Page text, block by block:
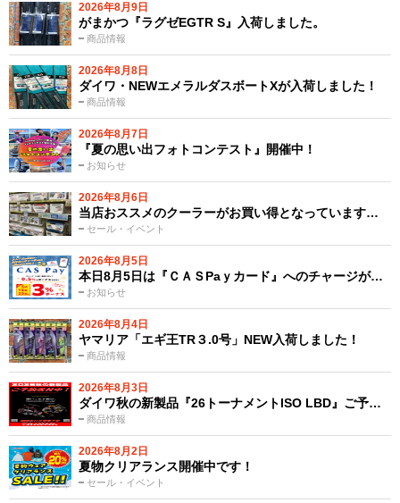
2026年8月9日
商品情報
がまかつ『ラグゼEGTR S』入荷しました。
2026年8月8日
商品情報
ダイワ・NEWエメラルダスボートXが入荷しました！
2026年8月7日
お知らせ
『夏の思い出フォトコンテスト』開催中！
2026年8月6日
セール・イベント
当店おススメのクーラーがお買い得となっています…
2026年8月5日
お知らせ
本日8月5日は『ＣＡＳPaｙカード』へのチャージが…
2026年8月4日
商品情報
ヤマリア「エギ王TR３.0号」NEW入荷しました！
2026年8月3日
商品情報
ダイワ秋の新製品『26トーナメントISO LBD』ご予…
2026年8月2日
セール・イベント
夏物クリアランス開催中です！